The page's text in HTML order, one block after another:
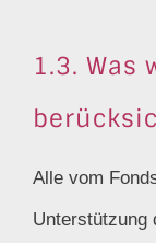
1.3. Was
Alle vom
Unterstützung